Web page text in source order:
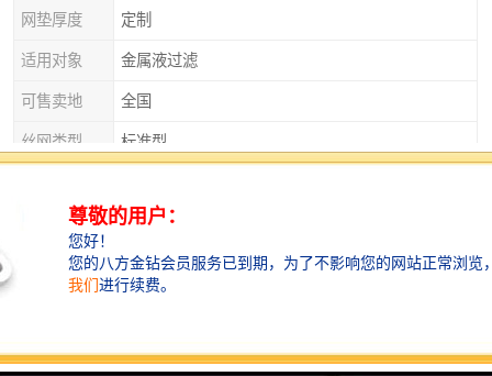
网垫厚度 定制
适用对象 金属液过滤
可售卖地 全国
丝网类型 标准型
2mm
本色